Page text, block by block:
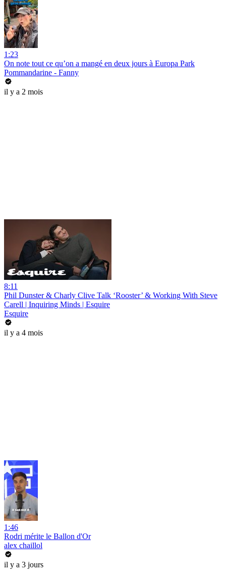
1:23
On note tout ce qu’on a mangé en deux jours à Europa Park
Pommandarine - Fanny
il y a 2 mois
8:11
Phil Dunster & Charly Clive Talk ‘Rooster’ & Working With Steve
Carell | Inquiring Minds | Esquire
Esquire
il y a 4 mois
1:46
Rodri mérite le Ballon d'Or
alex chaillol
il y a 3 jours